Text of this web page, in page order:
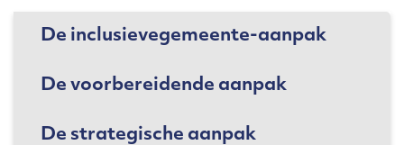
De inclusievegemeente-aanpak
De voorbereidende aanpak
De strategische aanpak